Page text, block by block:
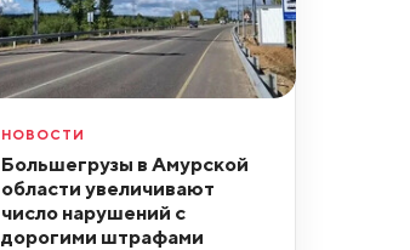
НОВОСТИ
Большегрузы в Амурской
области увеличивают
число нарушений с
дорогими штрафами